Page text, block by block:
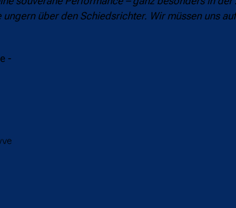
ungern über den Schiedsrichter. Wir müssen uns
-